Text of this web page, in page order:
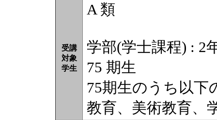
受講
対象
学生
A 類
学部(学士課程) : 2
75 期生
75期生のうち以下
教育、美術教育、